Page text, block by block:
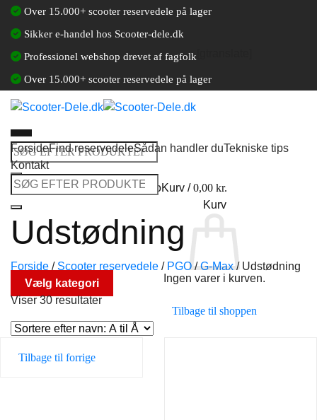
Fortsæt
indhold
Over 15.000+ scooter reservedele på lager
Sikker e-handel hos Scooter-dele.dk
Professionel webshop drevet af fagfolk
Over 15.000+ scooter reservedele på lager
Søg
efter:
Log ind / Opret en kundekontoKurv /0,00 kr.
Kurv
Ingen varer i kurven.
Tilbage til shoppen
ForsideFind reservedeleSådan handler duTekniske tips
Kontakt
Søg
efter:
Udstødning
Forside / Scooter reservedele / PGO / G-Max /Udstødning
Vælg kategori
Viser 30 resultater
Tilbage til forrige